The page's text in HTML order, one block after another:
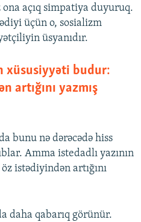
açıq simpatiya duyuruq.
üçün o, sosializm
üsyanıdır.
xüsusiyyəti budur:
artığını yazmış
bunu nə dərəcədə hiss
Amma istedadlı yazının
istədiyindən artığını
daha qabarıq görünür.